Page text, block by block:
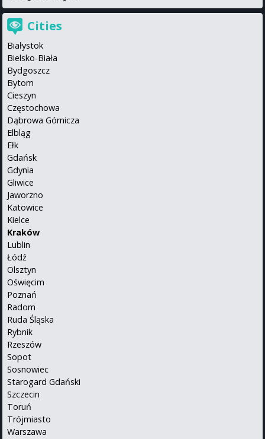
Cities
Białystok
Bielsko-Biała
Bydgoszcz
Bytom
Cieszyn
Częstochowa
Dąbrowa Górnicza
Elbląg
Ełk
Gdańsk
Gdynia
Gliwice
Jaworzno
Katowice
Kielce
Kraków
Lublin
Łódź
Olsztyn
Oświęcim
Poznań
Radom
Ruda Śląska
Rybnik
Rzeszów
Sopot
Sosnowiec
Starogard Gdański
Szczecin
Toruń
Trójmiasto
Warszawa